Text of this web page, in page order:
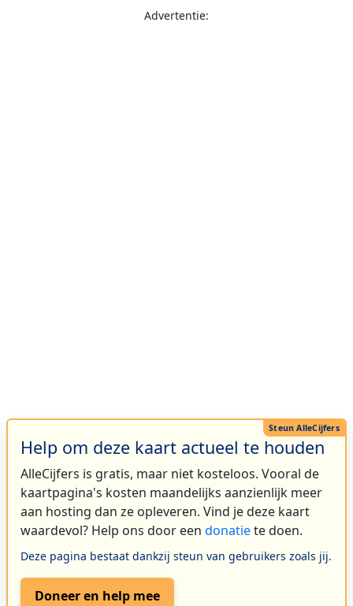
Advertentie:
Help om deze kaart actueel te houden
AlleCijfers is gratis, maar niet kosteloos. Vooral de
kaartpagina's kosten maandelijks aanzienlijk meer
aan hosting dan ze opleveren. Vind je deze kaart
waardevol? Help ons door een donatiete doen.
Deze pagina bestaat dankzij steun van gebruikers zoals jij.
Doneer en help mee